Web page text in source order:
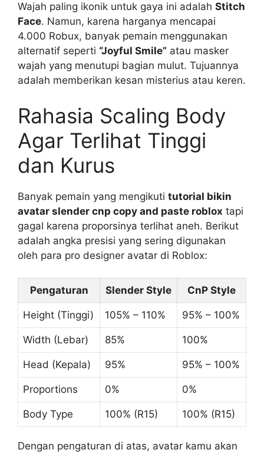
Wajah paling ikonik untuk gaya ini adalah Stitch
Face. Namun, karena harganya mencapai
4.000 Robux, banyak pemain menggunakan
alternatif seperti “Joyful Smile” atau masker
wajah yang menutupi bagian mulut. Tujuannya
adalah memberikan kesan misterius atau keren.
Rahasia Scaling Body
Agar Terlihat Tinggi
dan Kurus
Banyak pemain yang mengikuti tutorial bikin
avatar slender cnp copy and paste roblox tapi
gagal karena proporsinya terlihat aneh. Berikut
adalah angka presisi yang sering digunakan
oleh para pro designer avatar di Roblox:
Pengaturan Slender Style CnP Style
Height (Tinggi) 105% – 110% 95% – 100%
Width (Lebar) 85% 100%
Head (Kepala) 95% 95% – 100%
Proportions 0% 0%
Body Type 100% (R15) 100% (R15)
Dengan pengaturan di atas, avatar kamu akan